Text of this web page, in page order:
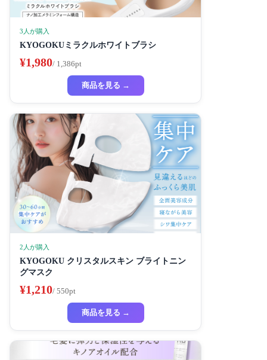
3人が購入
KYOGOKUミラクルホワイトブラシ
¥1,980/ 1,386pt
商品を見る →
2人が購入
KYOGOKU クリスタルスキン ブライトニン
グマスク
¥1,210/ 550pt
商品を見る →